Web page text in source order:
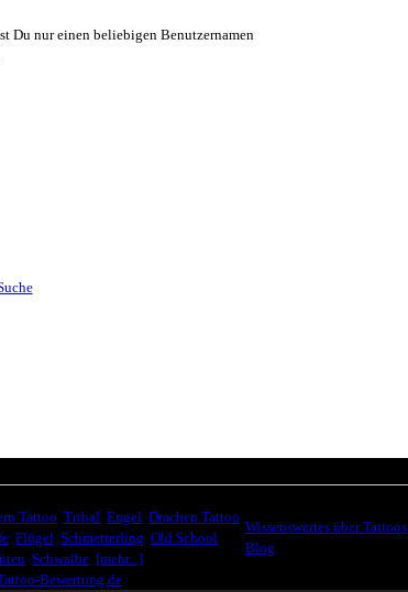
Du nur einen beliebigen Benutzernamen
Tattoo Tribal Engel Drachen Tattoo
Flügel Schmetterling Old School
Schwalbe [mehr...]
Wissenswertes über Tattoos
Blog
Bewertung.de